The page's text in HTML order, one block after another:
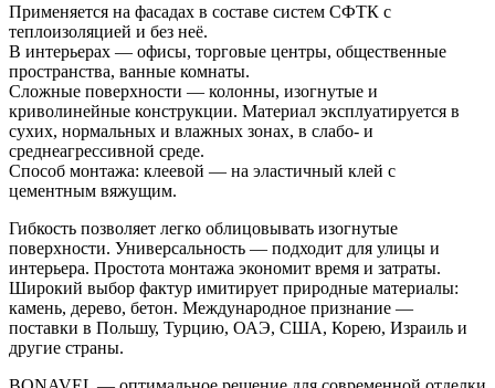
Применяется на фасадах в составе систем СФТК с
теплоизоляцией и без неё.
В интерьерах — офисы, торговые центры, общественные
пространства, ванные комнаты.
Сложные поверхности — колонны, изогнутые и
криволинейные конструкции. Материал эксплуатируется в
сухих, нормальных и влажных зонах, в слабо- и
среднеагрессивной среде.
Способ монтажа: клеевой — на эластичный клей с
цементным вяжущим.
Гибкость позволяет легко облицовывать изогнутые
поверхности. Универсальность — подходит для улицы и
интерьера. Простота монтажа экономит время и затраты.
Широкий выбор фактур имитирует природные материалы:
камень, дерево, бетон. Международное признание —
поставки в Польшу, Турцию, ОАЭ, США, Корею, Израиль и
другие страны.